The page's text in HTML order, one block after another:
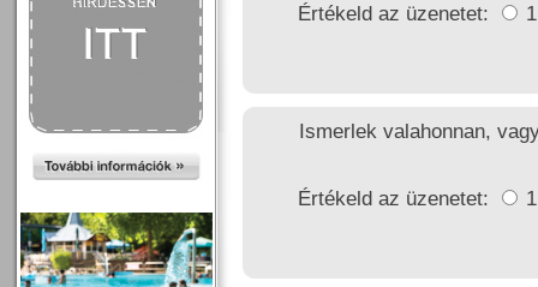
Értékeld az üzenetet:
Ismerlek valahonnan,
Értékeld az üzenetet: